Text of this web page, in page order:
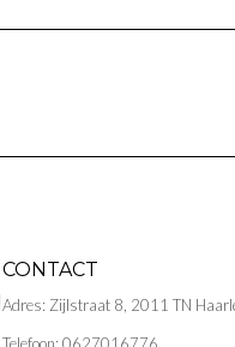
CONTACT
Adres: Zijlstraat 8, 2011 TN